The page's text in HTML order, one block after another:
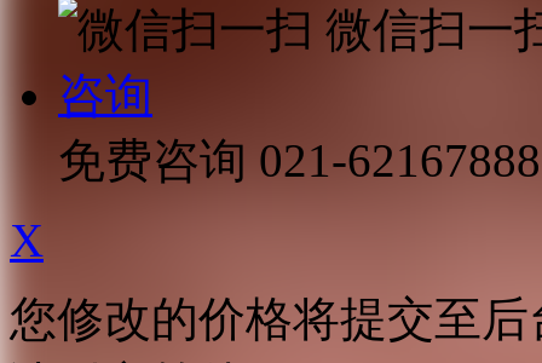
微信扫一
咨询
免费咨询 021-62167888
X
您修改的价格将提交至